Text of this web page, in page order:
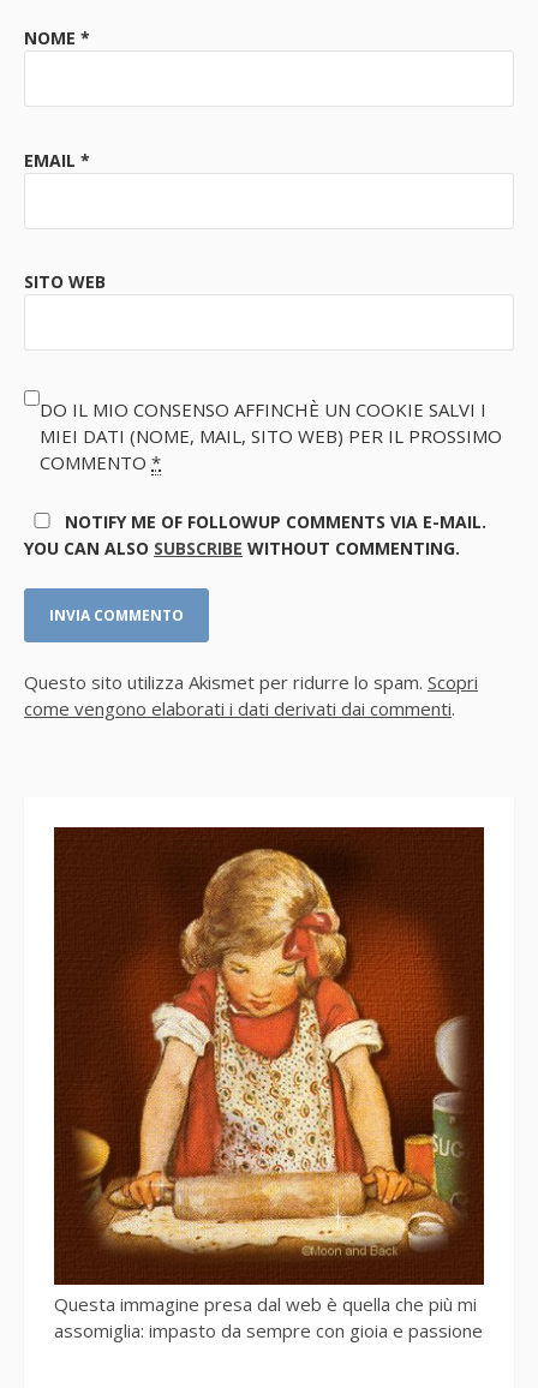
NOME *
EMAIL *
SITO WEB
DO IL MIO CONSENSO AFFINCHÈ UN COOKIE SALVI I
MIEI DATI (NOME, MAIL, SITO WEB) PER IL PROSSIMO
COMMENTO *
NOTIFY ME OF FOLLOWUP COMMENTS VIA E-MAIL.
YOU CAN ALSO SUBSCRIBE WITHOUT COMMENTING.
Questo sito utilizza Akismet per ridurre lo spam. Scopri
come vengono elaborati i dati derivati dai commenti.
Questa immagine presa dal web è quella che più mi
assomiglia: impasto da sempre con gioia e passione